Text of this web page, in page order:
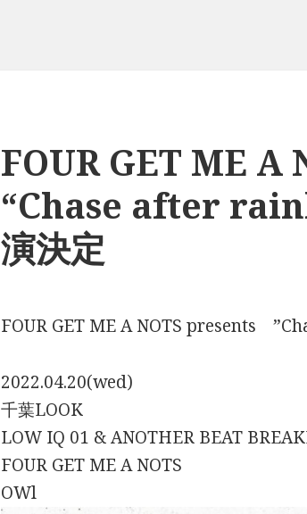
FOUR GET ME A
“Chase after
演決定
FOUR GET ME A NOTS presents
2022.04.20(wed)
千葉LOOK
LOW IQ 01 & ANOTHER BEAT
FOUR GET ME A NOTS
OWl